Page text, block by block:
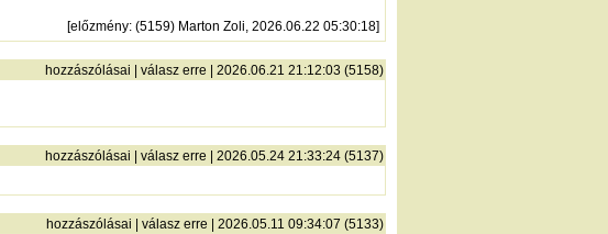
[előzmény: (5159) Marton Zoli, 2026.06.22 05:30:18]
hozzászólásai válasz erre | 2026.06.21 21:12:03 (5158)
hozzászólásai válasz erre | 2026.05.24 21:33:24 (5137)
hozzászólásai válasz erre | 2026.05.11 09:34:07 (5133)